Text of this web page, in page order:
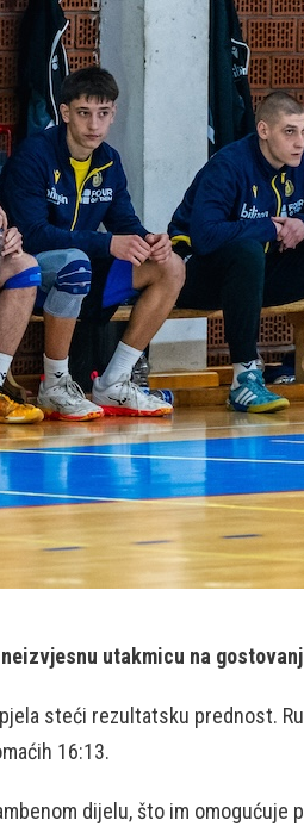
utakmicu na
steći rezultatsku prednost.
16:13.
dijelu, što im